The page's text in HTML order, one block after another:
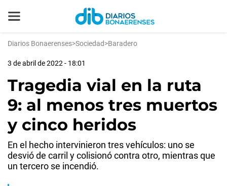
Diarios Bonaerenses>Sociedad>Baradero
3 de abril de 2022 - 18:01
Tragedia vial en la ruta
9: al menos tres muertos
y cinco heridos
En el hecho intervinieron tres vehículos: uno se
desvió de carril y colisionó contra otro, mientras que
un tercero se incendió.